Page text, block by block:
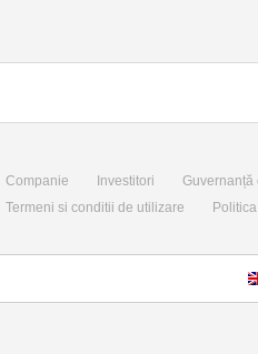
Companie Investitori Guvernanță
Termeni si conditii de utilizare